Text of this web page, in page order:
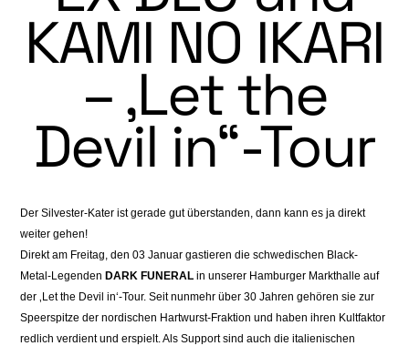
KAMI NO IKARI
– ‚Let the
Devil in“-Tour
Der Silvester-Kater ist gerade gut überstanden, dann kann es ja direkt
weiter gehen!
Direkt am Freitag, den 03 Januar gastieren die schwedischen Black-
Metal-LegendenDARK FUNERAL in unserer Hamburger Markthalle auf
der ‚Let the Devil in‘-Tour. Seit nunmehr über 30 Jahren gehören sie zur
Speerspitze der nordischen Hartwurst-Fraktion und haben ihren Kultfaktor
redlich verdient und erspielt. Als Support sind auch die italienischen